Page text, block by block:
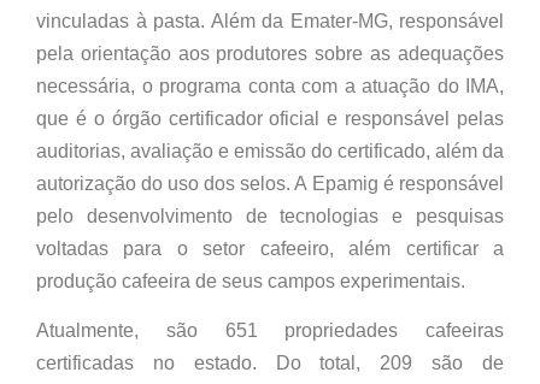
vinculadas à pasta. Além da Emater-MG, responsável
pela orientação aos produtores sobre as adequações
necessária, o programa conta com a atuação do IMA,
que é o órgão certificador oficial e responsável pelas
auditorias, avaliação e emissão do certificado, além da
autorização do uso dos selos. A Epamig é responsável
pelo desenvolvimento de tecnologias e pesquisas
voltadas para o setor cafeeiro, além certificar a
produção cafeeira de seus campos experimentais.
Atualmente, são 651 propriedades cafeeiras
certificadas no estado. Do total, 209 são de